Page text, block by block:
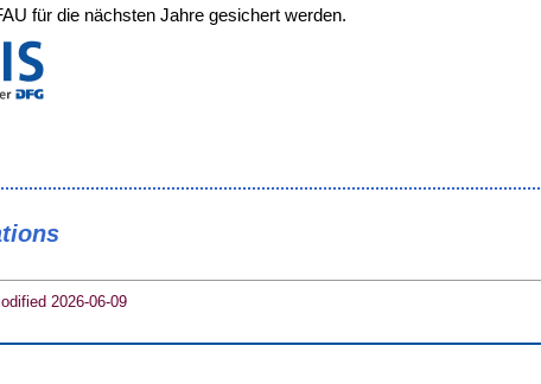
für die nächsten Jahre gesichert werden.
2026-06-09